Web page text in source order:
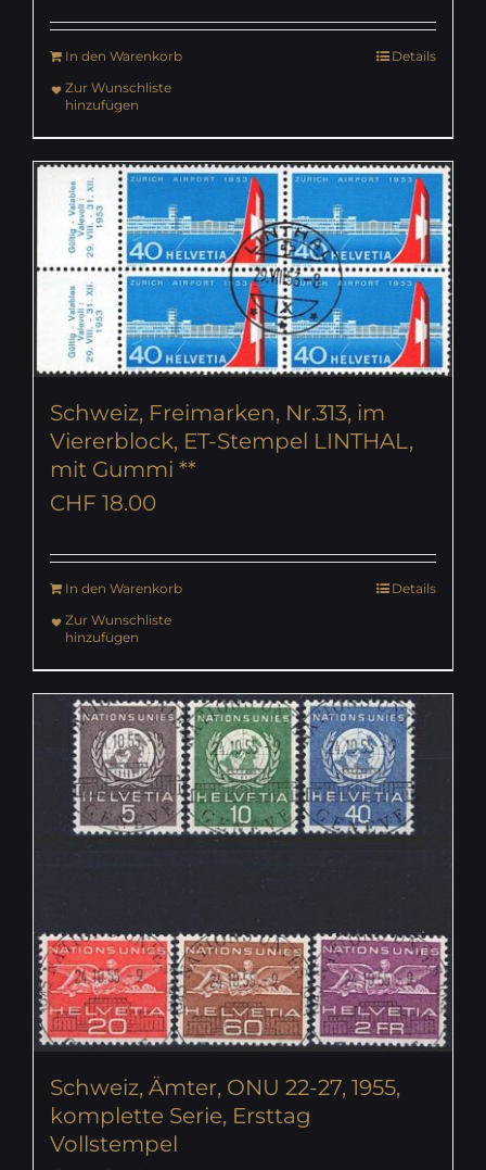
In den Warenkorb
Details
Zur Wunschliste
hinzufügen
Schweiz, Freimarken, Nr.313, im
Viererblock, ET-Stempel LINTHAL,
mit Gummi **
CHF 18.00
In den Warenkorb
Details
Zur Wunschliste
hinzufügen
Schweiz, Ämter, ONU 22-27, 1955,
komplette Serie, Ersttag
Vollstempel